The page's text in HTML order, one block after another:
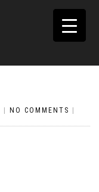
TOGGLE
NO COMMENTS